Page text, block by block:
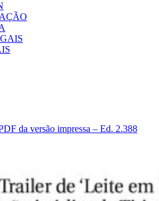
da versão impressa – Ed. 2.388